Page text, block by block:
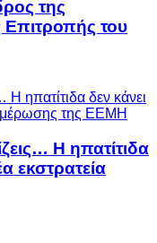
της
του
Η ηπατίτιδα
εκστρατεία